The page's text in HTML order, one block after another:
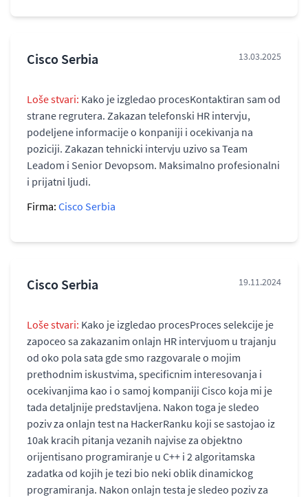
Cisco Serbia 13.03.2025
Loše stvari: Kako je izgledao procesKontaktiran sam od
strane regrutera. Zakazan telefonski HR intervju,
podeljene informacije o konpaniji i ocekivanja na
poziciji. Zakazan tehnicki intervju uzivo sa Team
Leadom i Senior Devopsom. Maksimalno profesionalni
i prijatni ljudi.
Firma: Cisco Serbia
Cisco Serbia 19.11.2024
Loše stvari: Kako je izgledao procesProces selekcije je
zapoceo sa zakazanim onlajn HR intervjuom u trajanju
od oko pola sata gde smo razgovarale o mojim
prethodnim iskustvima, specificnim interesovanja i
ocekivanjima kao i o samoj kompaniji Cisco koja mi je
tada detaljnije predstavljena. Nakon toga je sledeo
poziv za onlajn test na HackerRanku koji se sastojao iz
10ak kracih pitanja vezanih najvise za objektno
orijentisano programiranje u C++ i 2 algoritamska
zadatka od kojih je tezi bio neki oblik dinamickog
programiranja. Nakon onlajn testa je sledeo poziv za